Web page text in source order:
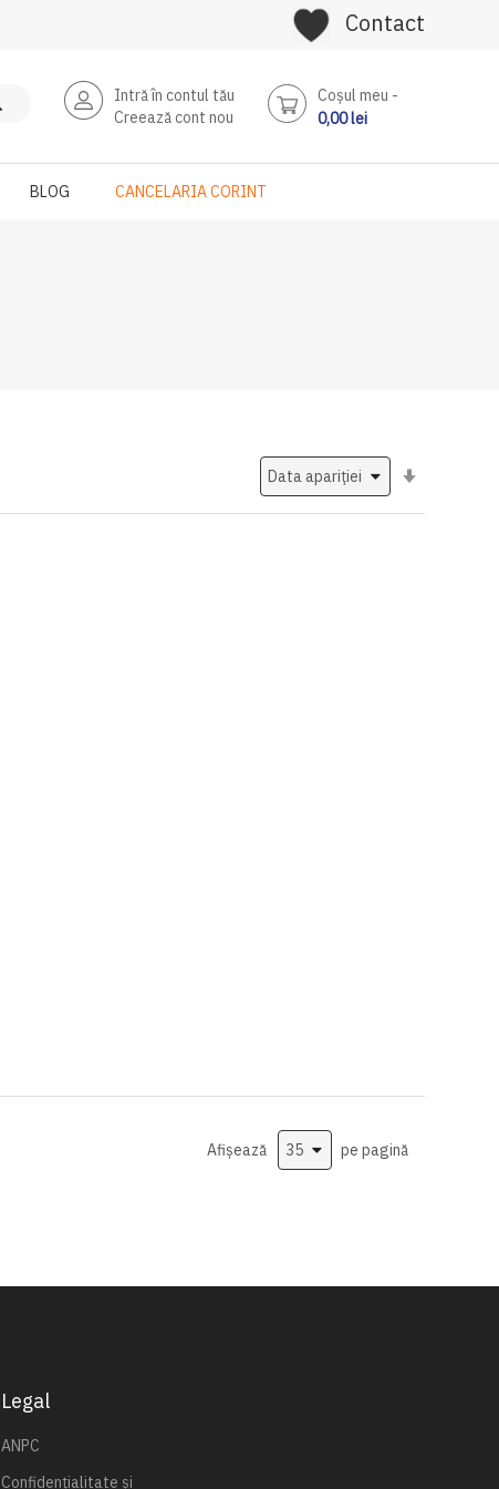
Contact
Intră în contul tău
Creează cont nou
Coşul meu
0,00 lei
BLOG CANCELARIA CORINT
Afișează
pe pagină
Legal
ANPC
Confidențialitate și